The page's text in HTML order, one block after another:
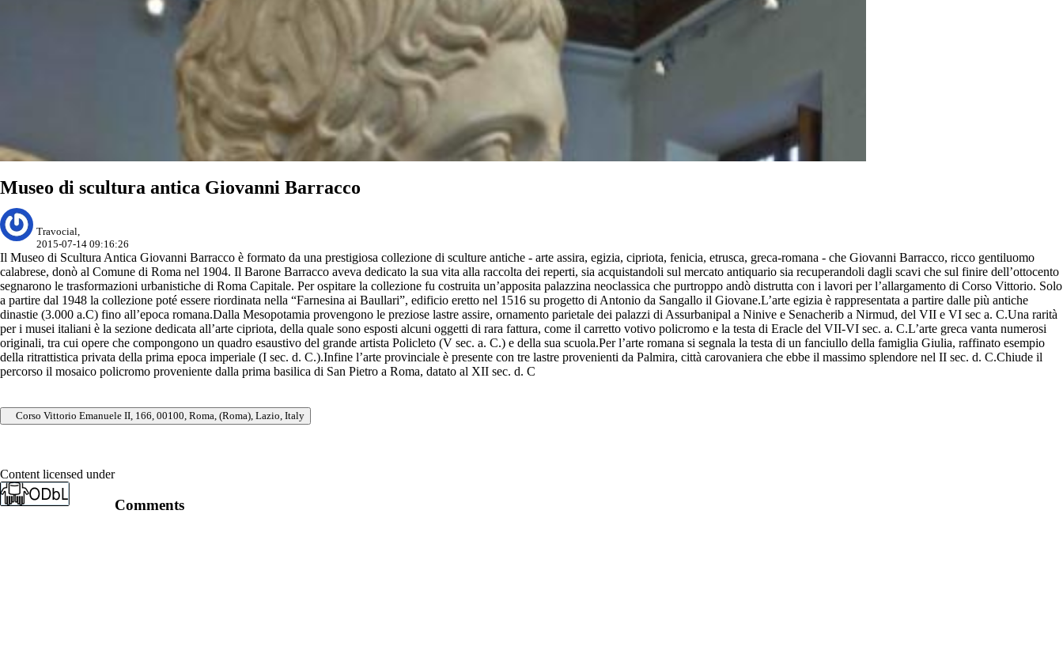
Museo di scultura antica Giovanni Barracco
Travocial,
2015-07-14 09:16:26
Il Museo di Scultura Antica Giovanni Barracco è formato da una prestigiosa collezione di sculture antiche - arte assira, egizia, cipriota, fenicia, etrusca, greca-romana - che Giovanni Barracco, ricco gentiluomo
calabrese, donò al Comune di Roma nel 1904. Il Barone Barracco aveva dedicato la sua vita alla raccolta dei reperti, sia acquistandoli sul mercato antiquario sia recuperandoli dagli scavi che sul finire dell’ottocento
segnarono le trasformazioni urbanistiche di Roma Capitale. Per ospitare la collezione fu costruita un’apposita palazzina neoclassica che purtroppo andò distrutta con i lavori per l’allargamento di Corso Vittorio. Solo
a partire dal 1948 la collezione poté essere riordinata nella “Farnesina ai Baullari”, edificio eretto nel 1516 su progetto di Antonio da Sangallo il Giovane.L’arte egizia è rappresentata a partire dalle più antiche
dinastie (3.000 a.C) fino all’epoca romana.Dalla Mesopotamia provengono le preziose lastre assire, ornamento parietale dei palazzi di Assurbanipal a Ninive e Senacherib a Nirmud, del VII e VI sec a. C.Una rarità
per i musei italiani è la sezione dedicata all’arte cipriota, della quale sono esposti alcuni oggetti di rara fattura, come il carretto votivo policromo e la testa di Eracle del VII-VI sec. a. C.L’arte greca vanta numerosi
originali, tra cui opere che compongono un quadro esaustivo del grande artista Policleto (V sec. a. C.) e della sua scuola.Per l’arte romana si segnala la testa di un fanciullo della famiglia Giulia, raffinato esempio
della ritrattistica privata della prima epoca imperiale (I sec. d. C.).Infine l’arte provinciale è presente con tre lastre provenienti da Palmira, città carovaniera che ebbe il massimo splendore nel II sec. d. C.Chiude il
percorso il mosaico policromo proveniente dalla prima basilica di San Pietro a Roma, datato al XII sec. d. C
Corso Vittorio Emanuele II, 166, 00100, Roma, (Roma), Lazio, Italy
Content licensed under
Comments